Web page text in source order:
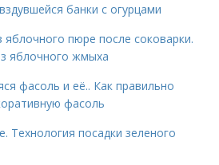
банки с огурцами
пюре после соковарки.
яблочного жмыха
фасоль и её.. Как правильно
фасоль
Технология посадки зеленого